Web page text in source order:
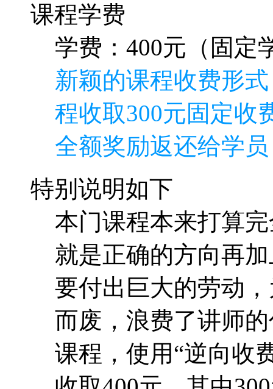
课程学费
学费：400元（固定
新颖的课程收费形
程收取300元固定收
全额奖励返还给学
特别说明如下
本门课程本来打算
就是正确的方向再
要付出巨大的劳动
而废，浪费了讲师
课程，使用“逆向收